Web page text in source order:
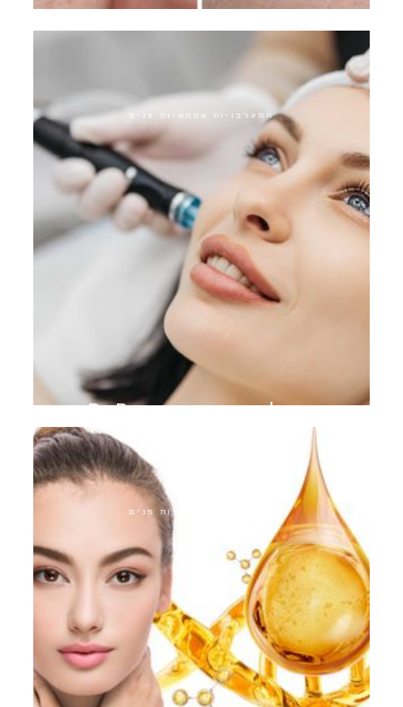
אפקט תפירת עיניים
התערבויות אסתטיות פנים
טיפול במיקרו-מחט Dr.Pen
התערבויות אסתטיות פנים